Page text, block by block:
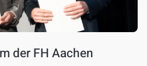
der FH Aachen